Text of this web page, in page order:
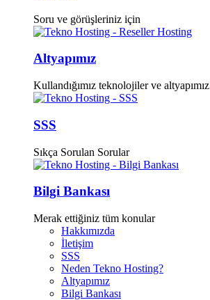
Soru ve görüşleriniz için
Altyapımız
Kullandığımız teknolojiler ve altyapımız
SSS
Sıkça Sorulan Sorular
Bilgi Bankası
Merak ettiğiniz tüm konular
Hakkımızda
İletişim
SSS
Neden Tekno Hosting?
Altyapımız
Bilgi Bankası